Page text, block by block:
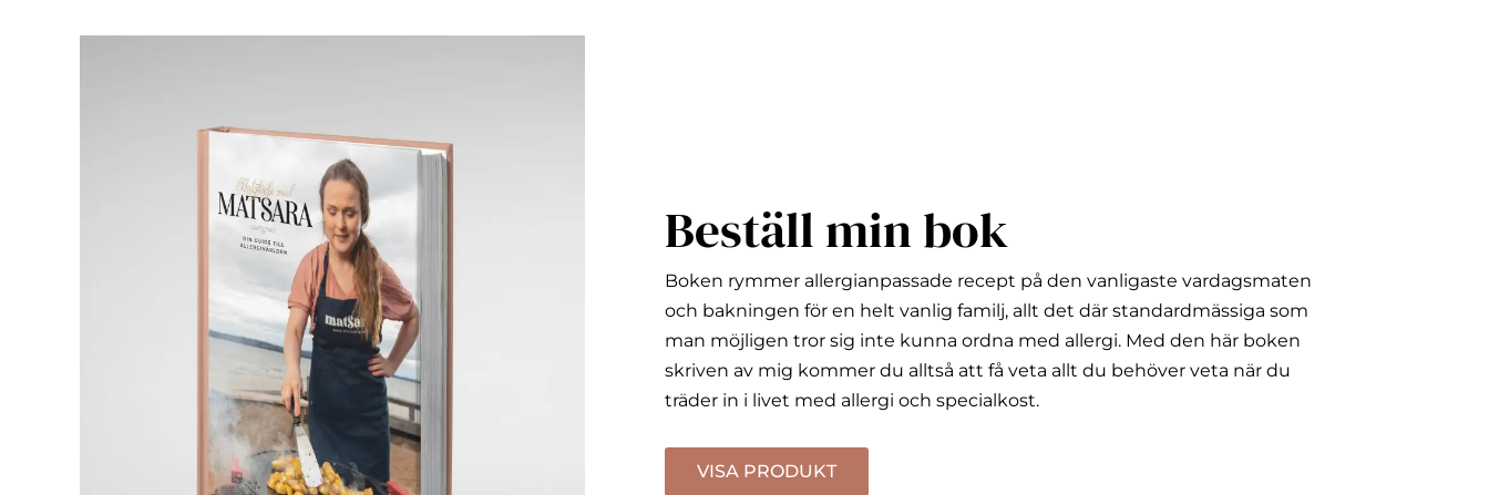
Beställ min bok
Boken rymmer allergianpassade recept på den vanligaste vardagsmaten
och bakningen för en helt vanlig familj, allt det där standardmässiga som
man möjligen tror sig inte kunna ordna med allergi. Med den här boken
skriven av mig kommer du alltså att få veta allt du behöver veta när du
träder in i livet med allergi och specialkost.
VISA PRODUKT